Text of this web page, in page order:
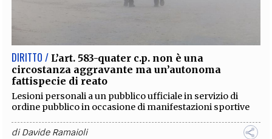
DIRITTO / L’art. 583-quater c.p. non è una
circostanza aggravante ma un’autonoma
fattispecie di reato
Lesioni personali a un pubblico ufficiale in servizio di
ordine pubblico in occasione di manifestazioni sportive
diDavide Ramaioli